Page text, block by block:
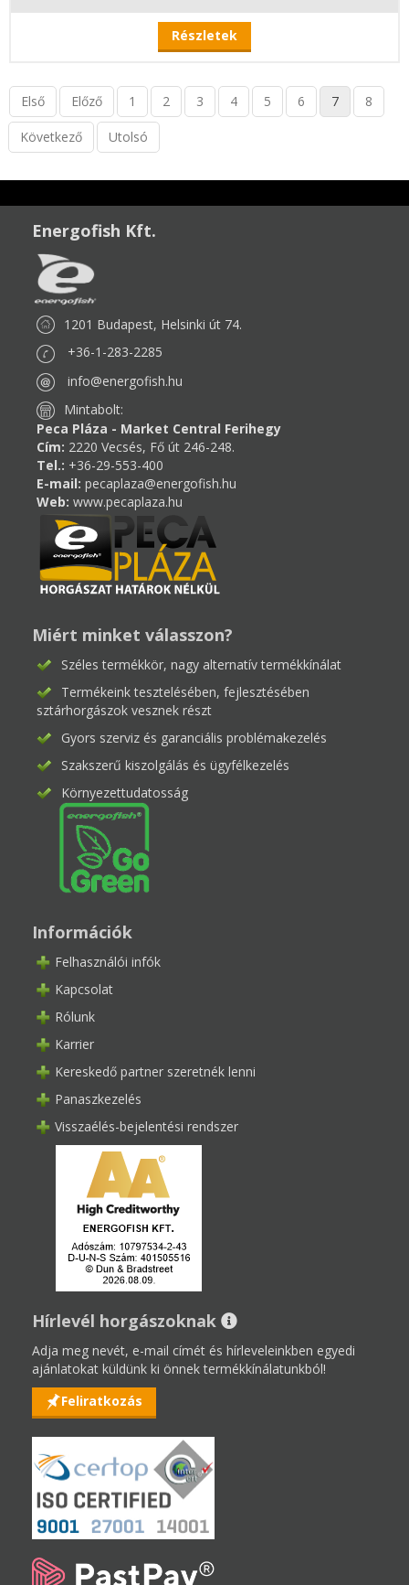
Részletek
Első Előző 1 2 3 4 5 6 7 8
Következő Utolsó
Energofish Kft.
1201 Budapest, Helsinki út 74.
+36-1-283-2285
info@energofish.hu
Mintabolt:
Peca Pláza - Market Central Ferihegy
Cím: 2220 Vecsés, Fő út 246-248.
Tel.: +36-29-553-400
E-mail: pecaplaza@energofish.hu
Web: www.pecaplaza.hu
Miért minket válasszon?
Széles termékkör, nagy alternatív termékkínálat
Termékeink tesztelésében, fejlesztésében
sztárhorgászok vesznek részt
Gyors szerviz és garanciális problémakezelés
Szakszerű kiszolgálás és ügyfélkezelés
Környezettudatosság
Információk
Felhasználói infók
Kapcsolat
Rólunk
Karrier
Kereskedő partner szeretnék lenni
Panaszkezelés
Visszaélés-bejelentési rendszer
Hírlevél horgászoknak
Adja meg nevét, e-mail címét és hírleveleinkben egyedi
ajánlatokat küldünk ki önnek termékkínálatunkból!
Feliratkozás